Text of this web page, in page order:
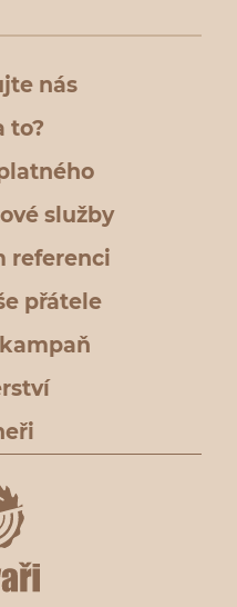
nás
to?
služby
referenci
přátele